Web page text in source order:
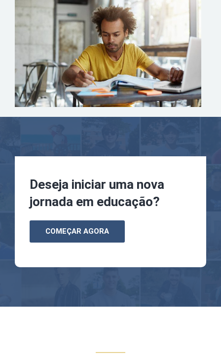
Deseja iniciar uma nova
jornada em educação?
COMEÇAR AGORA